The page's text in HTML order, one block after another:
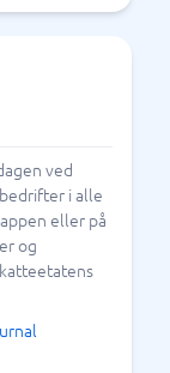
ved
i alle
eller på
og